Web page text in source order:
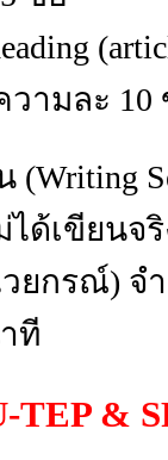
ามละ 10
(Writing
ได้เขียน
วยกรณ์) จ
ที
&